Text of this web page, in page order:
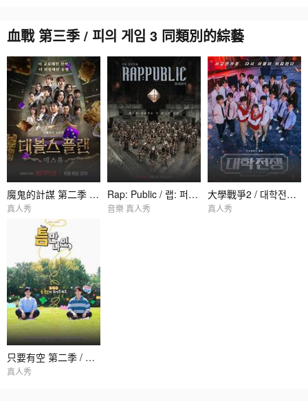
血戰 第三季 / 피의 게임 3 同類別的綜藝
魔鬼的計謀 第二季 / 데블스 플랜 2
真人秀
Rap: Public / 랩: 퍼블릭
音樂 真人秀
大學戰爭2 / 대학전쟁2
真人秀
只要有空 第二季 / 틈만나면 시즌2
真人秀